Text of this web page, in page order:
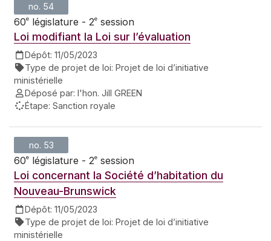
no. 54
60e législature - 2e session
Loi modifiant la Loi sur l’évaluation
Dépôt: 11/05/2023
Type de projet de loi: Projet de loi d’initiative
ministérielle
Déposé par: l'hon. Jill GREEN
Étape: Sanction royale
no. 53
60e législature - 2e session
Loi concernant la Société d’habitation du
Nouveau-Brunswick
Dépôt: 11/05/2023
Type de projet de loi: Projet de loi d’initiative
ministérielle